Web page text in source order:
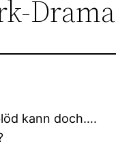
Drama
kann doch….